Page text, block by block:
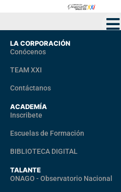
LA CORPORACIÓN
Conócenos
TEAM XXI
Contáctanos
ACADEMÍA
Inscribete
Escuelas de Formación
BIBLIOTECA DIGITAL
TALANTE
ONAGO - Observatorio Nacional